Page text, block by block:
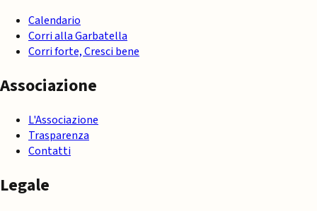
Calendario
Corri alla Garbatella
Corri forte, Cresci bene
Associazione
L'Associazione
Trasparenza
Contatti
Legale